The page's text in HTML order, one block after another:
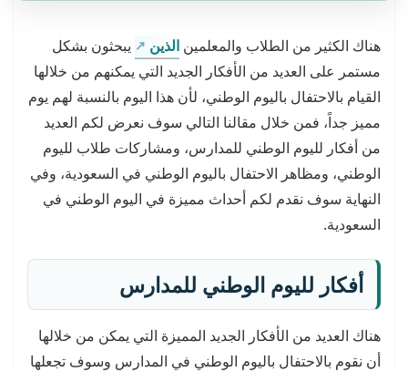
هناك الكثير من الطلاب والمعلمين الذين
يبحثون بشكل
مستمر على العديد من الأفكار الجديد التي يمكنهم من خلالها
القيام بالاحتفال باليوم الوطني، لأن هذا اليوم بالنسبة لهم يوم
مميز جداً، فمن خلال مقالنا التالي سوف نعرض لكم العديد
من أفكار لليوم الوطني للمدارس، ومشاركات طلاب لليوم
الوطني، ومظاهر الاحتفال باليوم الوطني في السعودية، وفي
النهاية سوف نقدم لكم أحداث مميزة في اليوم الوطني في
السعودية.
أفكار لليوم الوطني للمدارس
هناك العديد من الأفكار الجديد المميزة التي يمكن من خلالها
أن نقوم بالاحتفال باليوم الوطني في المدارس وسوف تجعلها